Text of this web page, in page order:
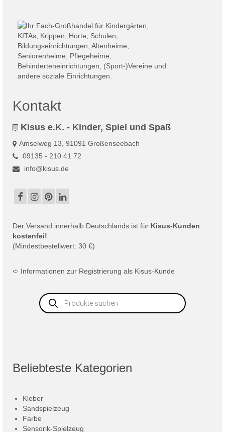
Kontakt
Kisus e.K. - Kinder, Spiel und Spaß
Amselweg 13, 91091 Großenseebach
09135 - 210 41 72
info@kisus.de
Der Versand innerhalb Deutschlands ist für Kisus-Kunden
kostenfei!
(Mindestbestellwert: 30 €)
➪ Informationen zur Registrierung als Kisus-Kunde
Products
search
Beliebteste Kategorien
Kleber
Sandspielzeug
Farbe
Sensorik-Spielzeug